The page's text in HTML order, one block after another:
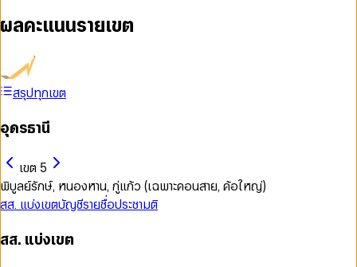
ผลคะแนนรายเขต
สรุปทุกเขต
อุดรธานี
เขต 5
พิบูลย์รักษ์, หนองหาน, กู่แก้ว (เฉพาะคอนสาย, ค้อใหญ่)
สส. แบ่งเขตบัญชีรายชื่อประชามติ
สส. แบ่งเขต